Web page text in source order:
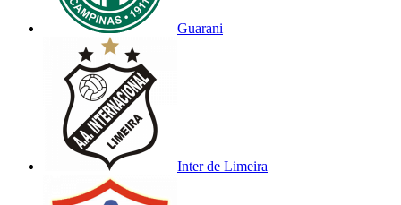
Guarani
Inter de Limeira